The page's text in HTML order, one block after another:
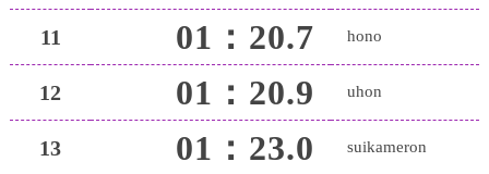
11 01：20.7 hono
12 01：20.9 uhon
13 01：23.0 suikameron